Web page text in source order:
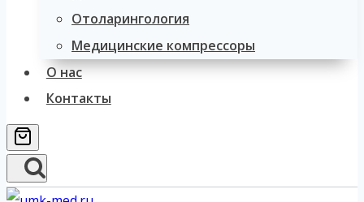
Отоларингология
Медицинские компрессоры
О нас
Контакты